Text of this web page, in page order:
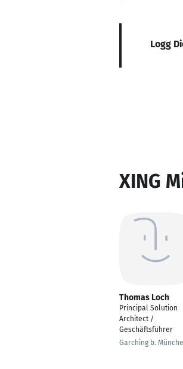
Logg
XING
Thomas Loch
Principal Solution
Architect /
Geschäftsführer
Garching b.